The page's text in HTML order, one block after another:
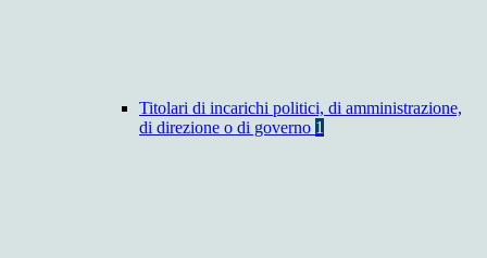
Titolari di incarichi politici, di amministrazione,
di direzione o di governo 1